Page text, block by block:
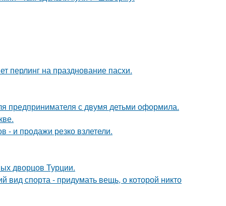
перлинг на празднование пасхи.
с двумя детьми оформила.
- и продажи резко взлетели.
дворцов Турции.
вид спорта - придумать вещь, о которой никто